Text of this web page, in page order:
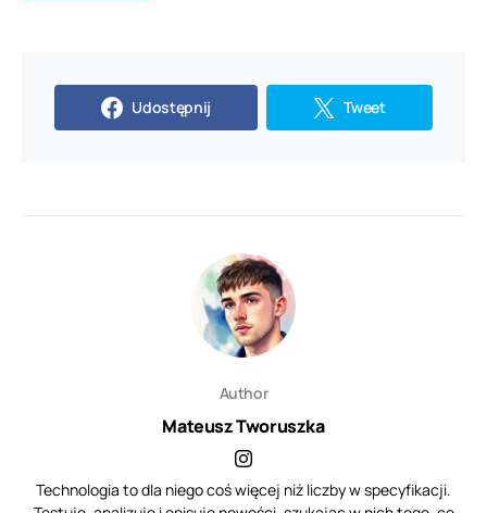
Udostępnij Tweet
Author
Mateusz Tworuszka
Technologia to dla niego coś więcej niż liczby w specyfikacji.